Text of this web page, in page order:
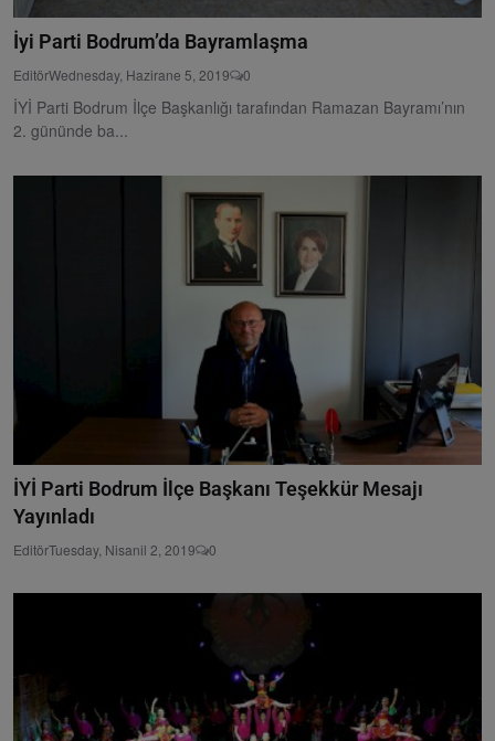
İyi Parti Bodrum’da Bayramlaşma
EditörWednesday, Hazirane 5, 2019 0
İYİ Parti Bodrum İlçe Başkanlığı tarafından Ramazan Bayramı’nın
2. gününde ba...
İYİ Parti Bodrum İlçe Başkanı Teşekkür Mesajı
Yayınladı
EditörTuesday, Nisanil 2, 2019 0